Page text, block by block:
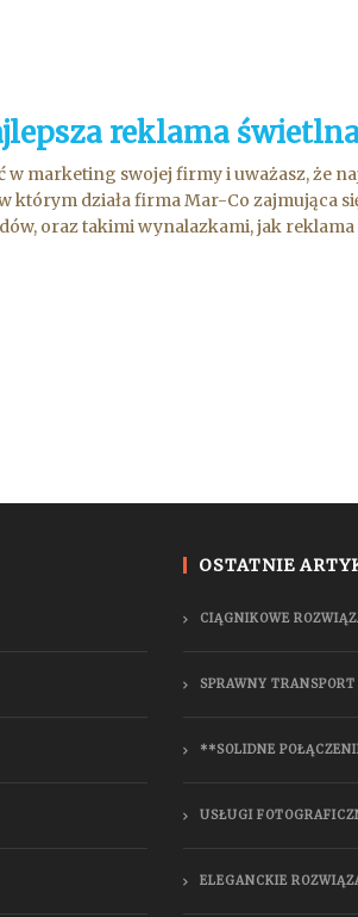
reklama
w marketing swojej firmy i uważasz, że
którym działa firma Mar-Co zajmująca
oraz takimi wynalazkami, jak reklama
OSTATNIE
CIĄGNIKOWE
SPRAWNY
**SOLIDNE
USŁUGI
ELEGANCKIE